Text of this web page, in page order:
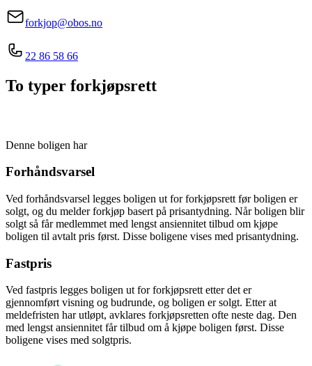
forkjop@obos.no
22 86 58 66
To typer forkjøpsrett
Denne boligen har
Forhåndsvarsel
Ved forhåndsvarsel legges boligen ut for forkjøpsrett før boligen er
solgt, og du melder forkjøp basert på prisantydning. Når boligen blir
solgt så får medlemmet med lengst ansiennitet tilbud om kjøpe
boligen til avtalt pris først. Disse boligene vises med prisantydning.
Fastpris
Ved fastpris legges boligen ut for forkjøpsrett etter det er
gjennomført visning og budrunde, og boligen er solgt. Etter at
meldefristen har utløpt, avklares forkjøpsretten ofte neste dag. Den
med lengst ansiennitet får tilbud om å kjøpe boligen først. Disse
boligene vises med solgtpris.